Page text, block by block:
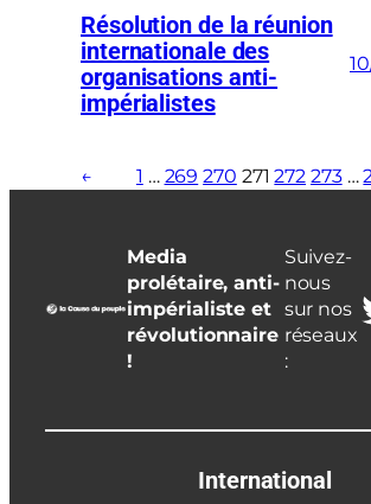
Résolution de la réunion
internationale des
organisations anti-
impérialistes
← 1 … 269 270 271 272 273 …
Media
prolétaire, anti-
impérialiste et
révolutionnaire
!
Suivez-
nous
sur nos
réseaux
:
International